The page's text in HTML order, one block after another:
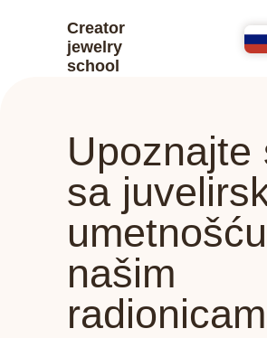
Creator
jewelry
school
Upoznajte
sa
našim